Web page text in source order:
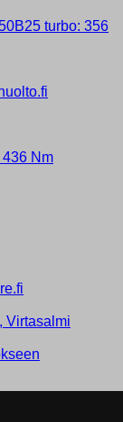
turbo: 356
Nm
Virtasalmi